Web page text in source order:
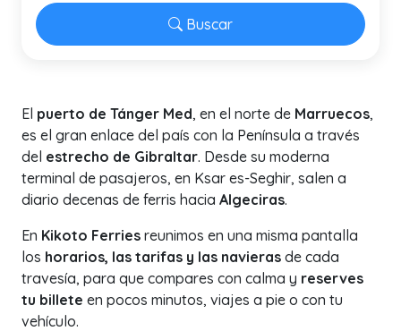
Buscar
El puerto de Tánger Med, en el norte de Marruecos,
es el gran enlace del país con la Península a través
del estrecho de Gibraltar. Desde su moderna
terminal de pasajeros, en Ksar es-Seghir, salen a
diario decenas de ferris hacia Algeciras.
En Kikoto Ferries reunimos en una misma pantalla
los horarios, las tarifas y las navieras de cada
travesía, para que compares con calma y reserves
tu billete en pocos minutos, viajes a pie o con tu
vehículo.